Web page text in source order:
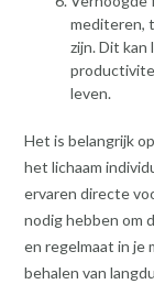
mediteren,
zijn. Dit
leven.
Het is belangrijk
het lichaam
ervaren directe
nodig hebben om
en regelmaat in je
behalen van